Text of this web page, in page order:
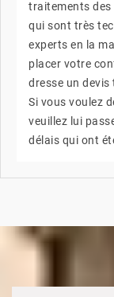
traitements des
qui sont très
experts en la
placer votre
dresse un
Si vous voulez
veuillez lui
délais qui ont